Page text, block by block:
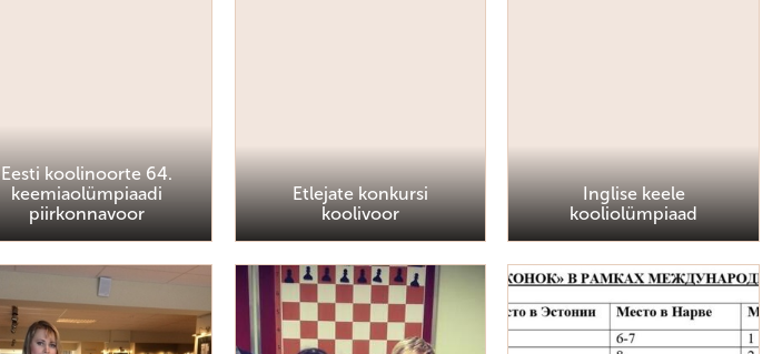
Eesti koolinoorte 64.
keemiaolümpiaadi
piirkonnavoor
Etlejate konkursi
koolivoor
Inglise keele
kooliolümpiaad